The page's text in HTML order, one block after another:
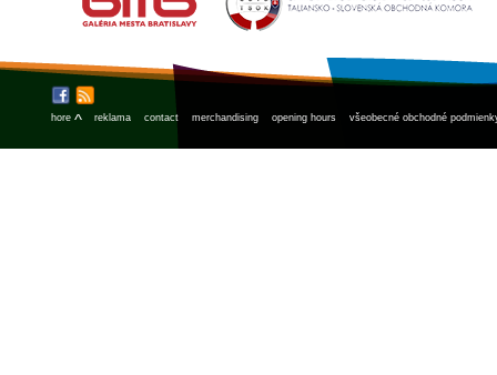
hore ^ reklama contact merchandising opening hours všeobecné obchodné